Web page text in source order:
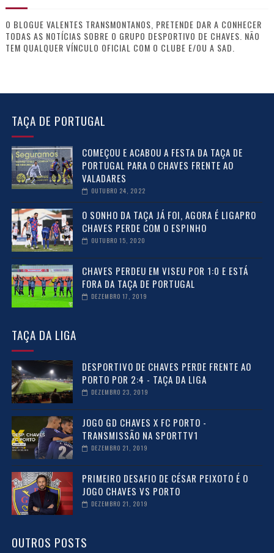
O BLOGUE VALENTES TRANSMONTANOS, PRETENDE DAR A CONHECER
TODAS AS NOTÍCIAS SOBRE O GRUPO DESPORTIVO DE CHAVES. NÃO
TEM QUALQUER VÍNCULO OFICIAL COM O CLUBE E/OU A SAD.
TAÇA DE PORTUGAL
COMEÇOU E ACABOU A FESTA DA TAÇA DE
PORTUGAL PARA O CHAVES FRENTE AO
VALADARES
OUTUBRO 24, 2022
O SONHO DA TAÇA JÁ FOI, AGORA É LIGAPRO
CHAVES PERDE COM O ESPINHO
OUTUBRO 15, 2020
CHAVES PERDEU EM VISEU POR 1:0 E ESTÁ
FORA DA TAÇA DE PORTUGAL
DEZEMBRO 17, 2019
TAÇA DA LIGA
DESPORTIVO DE CHAVES PERDE FRENTE AO
PORTO POR 2:4 - TAÇA DA LIGA
DEZEMBRO 23, 2019
JOGO GD CHAVES X FC PORTO -
TRANSMISSÃO NA SPORTTV1
DEZEMBRO 21, 2019
PRIMEIRO DESAFIO DE CÉSAR PEIXOTO É O
JOGO CHAVES VS PORTO
DEZEMBRO 21, 2019
OUTROS POSTS